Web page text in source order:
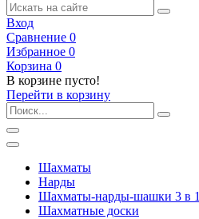
Вход
Сравнение 0
Избранное 0
Корзина 0
В корзине пусто!
Перейти в корзину
Шахматы
Нарды
Шахматы-нарды-шашки 3 в 1
Шахматные доски